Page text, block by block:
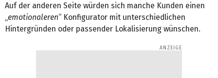
Auf der anderen Seite würden sich manche Kunden einen
emotionaleren“ Konfigurator mit unterschiedlichen
Hintergründen oder passender Lokalisierung wünschen.